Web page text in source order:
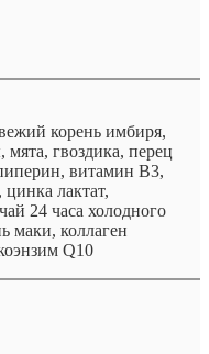
корень имбиря,
гвоздика, перец
витамин В3,
лактат,
24 часа холодного
маки, коллаген
Q10